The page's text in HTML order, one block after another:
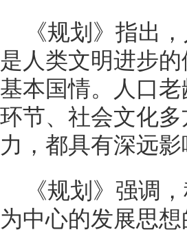
《规划》指出
是人类文明进步
基本国情。人口
环节、社会文化
力，都具有深远
《规划》强调
为中心的发展思